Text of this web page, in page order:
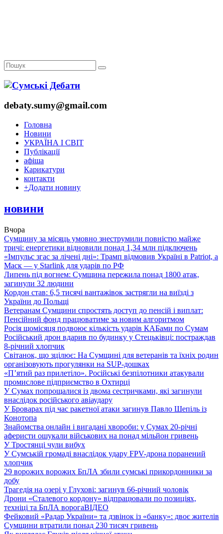
debaty.sumy@gmail.com
Головна
Новини
УКРАЇНА І СВІТ
Публікації
афіша
Карикатури
контакти
+Додати новину
новини
Вчора
Сумщину за місяць умовно знеструмили повністю майже
тричі: енергетики відновили понад 1,34 млн підключень
«Імпульс згас за лічені дні»: Трамп відмовив Україні в Patriot, а
Маск — у Starlink для ударів по РФ
Липень під вогнем: Сумщина пережила понад 1800 атак,
загинули 32 людини
Кордон став: 6,5 тисячі вантажівок застрягли на виїзді з
України до Польщі
Ветеранам Сумщини спростять доступ до пенсій і виплат:
Пенсійний фонд працюватиме за новим алгоритмом
Росія щомісяця подвоює кількість ударів КАБами по Сумам
Російський дрон вдарив по будинку у Стецьківці: постраждав
8-річний хлопчик
Світанок, що зцілює: На Сумщині для ветеранів та їхніх родин
організовують прогулянки на SUP-дошках
«П’ятий раз прилетіло». Російські безпілотники атакували
промислове підприємство в Охтирці
У Сумах попрощалися із двома сестричками, які загинули
внаслідок російського авіаудару
У Броварах під час ракетної атаки загинув Павло Шепіль із
Конотопа
Знайомства онлайн і вигадані хвороби: у Сумах 20-річні
аферисти ошукали військових на понад мільйон гривень
У Тростянці чули вибух
У Сумській громаді внаслідок удару FPV-дрона поранений
хлопчик
29 ворожих ворожих БпЛА збили сумські прикордонники за
добу
Трагедія на озері у Глухові: загинув 66-річний чоловік
Дрони «Сталевого кордону» відпрацювали по позиціях,
техніці та БпЛА ворогаВІДЕО
Фейковий «Радар України» та дзвінок із «банку»: двоє жителів
Сумщини втратили понад 230 тисяч гривень